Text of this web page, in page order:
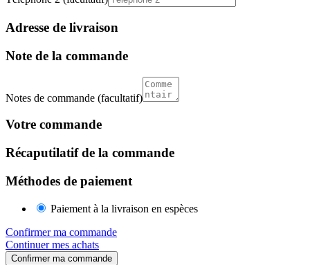
Adresse de livraison
Note de la commande
Notes de commande (facultatif)
Votre commande
Récaputilatif de la commande
Méthodes de paiement
Paiement à la livraison en espèces
Confirmer ma commande
Continuer mes achats
Confirmer ma commande